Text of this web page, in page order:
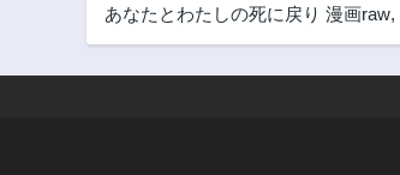
あなたとわたしの死に戻り 漫画raw,